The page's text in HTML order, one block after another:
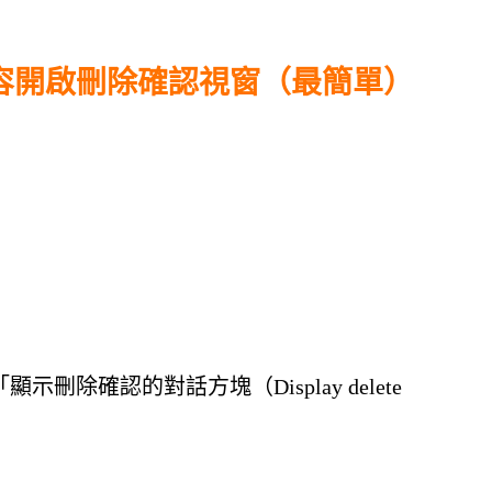
啟刪除確認視窗（最簡單）
示刪除確認的對話方塊（Display delete